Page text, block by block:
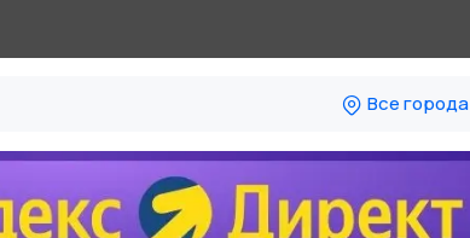
Все города